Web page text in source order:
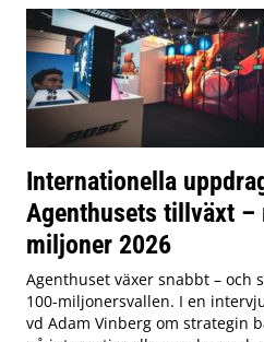
Internationella
Agenthusets tillväxt –
miljoner 2026
Agenthuset växer snabbt – och
100-miljonersvallen. I en
vd Adam Vinberg om strategin